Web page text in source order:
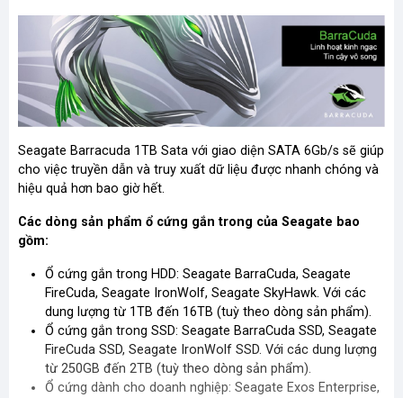
Seagate Barracuda 1TB Sata với giao diện SATA 6Gb/s sẽ giúp
cho việc truyền dẫn và truy xuất dữ liệu được nhanh chóng và
hiệu quả hơn bao giờ hết.
Các dòng sản phẩm ổ cứng gắn trong của Seagate bao
gồm:
Ổ cứng gắn trong HDD: Seagate BarraCuda, Seagate
FireCuda, Seagate IronWolf, Seagate SkyHawk. Với các
dung lượng từ 1TB đến 16TB (tuỳ theo dòng sản phẩm).
Ổ cứng gắn trong SSD: Seagate BarraCuda SSD, Seagate
FireCuda SSD, Seagate IronWolf SSD. Với các dung lượng
từ 250GB đến 2TB (tuỳ theo dòng sản phẩm).
Ổ cứng dành cho doanh nghiệp: Seagate Exos Enterprise,